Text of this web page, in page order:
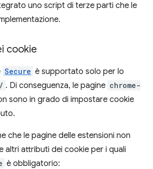
uno script di terze parti che le
cookie
Secure è supportato solo per lo
. Di conseguenza, le pagine chrome-
sono in grado di impostare cookie
che le pagine delle estensioni non
altri attributi dei cookie per i quali
è obbligatorio: